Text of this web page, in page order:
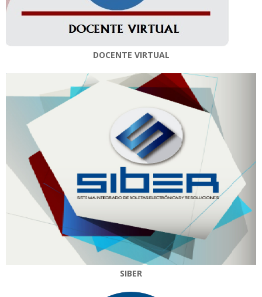
DOCENTE VIRTUAL
SIBER